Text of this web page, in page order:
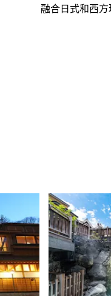
融合日式和西